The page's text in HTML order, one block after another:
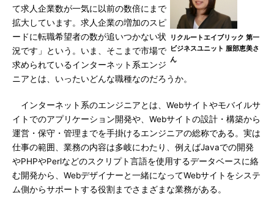
リクルートエイブリック 第一
ビジネスユニット 服部恵美さ
ん
て求人企業数が一気に以前の数倍にまで
拡大しています。求人企業の増加のスピ
ードに転職希望者の数が追いつかない状
況です」という。いま、そこまで市場で
求められているインターネット系エンジ
ニアとは、いったいどんな職種なのだろうか。
インターネット系のエンジニアとは、Webサイトやモバイルサ
イトでのアプリケーション開発や、Webサイトの設計・構築から
運営・保守・管理までを手掛けるエンジニアの総称である。実は
仕事の範囲、業務の内容は多岐にわたり、例えばJavaでの開発
やPHPやPerlなどのスクリプト言語を使用するデータベースに絡
む開発から、Webデザイナーと一緒になってWebサイトをシステ
ム側からサポートする役割までさまざまな業務がある。